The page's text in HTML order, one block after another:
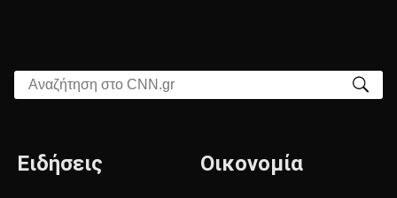
Αναζήτηση στο CNN.gr
Ειδήσεις Οικονομία